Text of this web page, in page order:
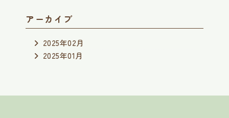
アーカイブ
2025年02月
2025年01月